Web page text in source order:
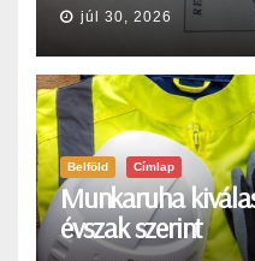
júl 30, 2026
Belföld Címlap
Munkaruha
évszak szerint